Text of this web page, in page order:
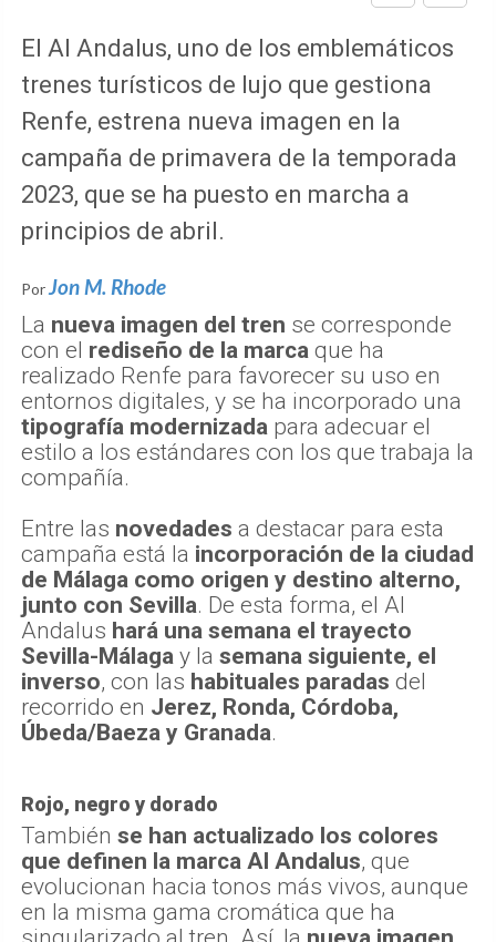
El Al Andalus, uno de los emblemáticos
trenes turísticos de lujo que gestiona
Renfe, estrena nueva imagen en la
campaña de primavera de la temporada
2023, que se ha puesto en marcha a
principios de abril.
PorJon M. Rhode
La nueva imagen del tren se corresponde
con el rediseño de la marca que ha
realizado Renfe para favorecer su uso en
entornos digitales, y se ha incorporado una
tipografía modernizada para adecuar el
estilo a los estándares con los que trabaja la
compañía.
Entre las novedades a destacar para esta
campaña está la incorporación de la ciudad
de Málaga como origen y destino alterno,
junto con Sevilla. De esta forma, el Al
Andalus hará una semana el trayecto
Sevilla-Málaga y la semana siguiente, el
inverso, con las habituales paradas del
recorrido en Jerez, Ronda, Córdoba,
Úbeda/Baeza y Granada.
Rojo, negro y dorado
También se han actualizado los colores
que definen la marca Al Andalus, que
evolucionan hacia tonos más vivos, aunque
en la misma gama cromática que ha